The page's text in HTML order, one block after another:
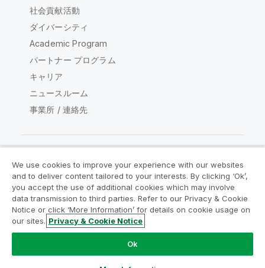
社会貢献活動
ダイバーシティ
Academic Program
パートナー プログラム
キャリア
ニュースルーム
事業所 / 連絡先
Qlik コミュニティ
法的契約 製品規約
Legal Policies
リーガルポリシー
利用規約
Do Not Share My Info
Copyright © 1993-2026 QlikTech International AB.無断複写・
We use cookies to improve your experience with our websites
and to deliver content tailored to your interests. By clicking ‘Ok’,
you accept the use of additional cookies which may involve
data transmission to third parties. Refer to our Privacy & Cookie
Notice or click ‘More Information’ for details on cookie usage on
our sites. Privacy & Cookie Notice
Ok